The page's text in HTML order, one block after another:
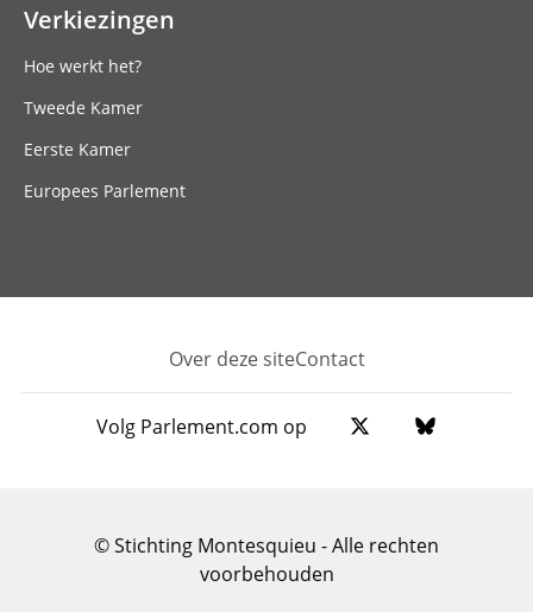
Verkiezingen
Hoe werkt het?
Tweede Kamer
Eerste Kamer
Europees Parlement
Footer
Over deze siteContact
Volg Parlement.com op
© Stichting Montesquieu - Alle rechten
voorbehouden